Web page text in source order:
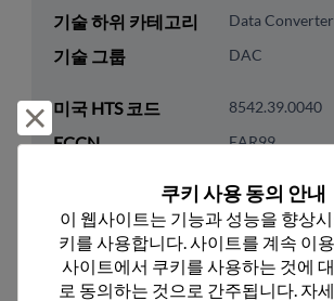
기술 하위 카테고리 Data
기술 그룹 DAC
미국 HTS 코드 8542.39.0040
ECCN EAR99
추천 대체 제
거부 및 닫기
쿠키 사용 동의 안내
이 웹사이트는 기능과 성능을 향상
키를 사용합니다. 사이트를 계속 이
사이트에서 쿠키를 사용하는 것에
로 동의하는 것으로 간주됩니다. 자